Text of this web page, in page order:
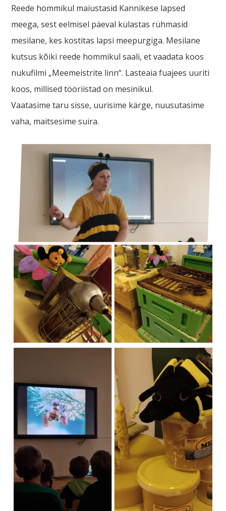
Reede hommikul maiustasid Kannikese lapsed
meega, sest eelmisel päeval külastas rühmasid
mesilane, kes kostitas lapsi meepurgiga. Mesilane
kutsus kõiki reede hommikul saali, et vaadata koos
nukufilmi „Meemeistrite linn“. Lasteaia fuajees uuriti
koos, millised tööriistad on mesinikul.
Vaatasime taru sisse, uurisime kärge, nuusutasime
vaha, maitsesime suira.